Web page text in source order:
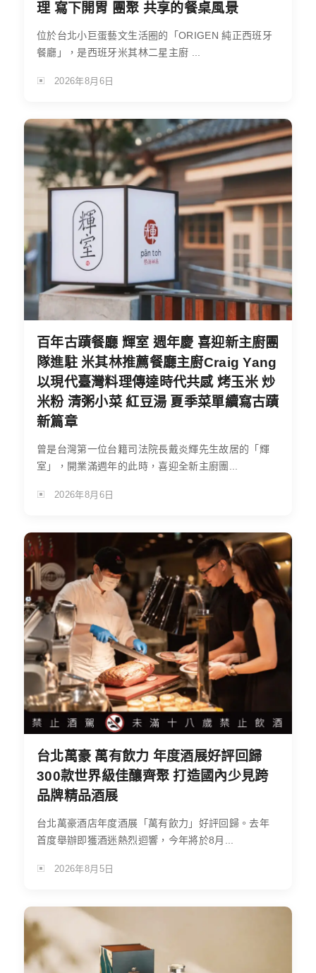
理 寫下開胃 團聚 共享的餐桌風景
位於台北小巨蛋藝文生活圈的「ORIGEN 純正西班牙
餐廳」，是西班牙米其林二星主廚 ...
2026年8月6日
百年古蹟餐廳 輝室 週年慶 喜迎新主廚團
隊進駐 米其林推薦餐廳主廚Craig Yang
以現代臺灣料理傳達時代共感 烤玉米 炒
米粉 清粥小菜 紅豆湯 夏季菜單續寫古蹟
新篇章
曾是台灣第一位台籍司法院長戴炎輝先生故居的「輝
室」，開業滿週年的此時，喜迎全新主廚團...
2026年8月6日
台北萬豪 萬有飲力 年度酒展好評回歸
300款世界級佳釀齊聚 打造國內少見跨
品牌精品酒展
台北萬豪酒店年度酒展「萬有飲力」好評回歸。去年
首度舉辦即獲酒迷熱烈迴響，今年將於8月...
2026年8月5日